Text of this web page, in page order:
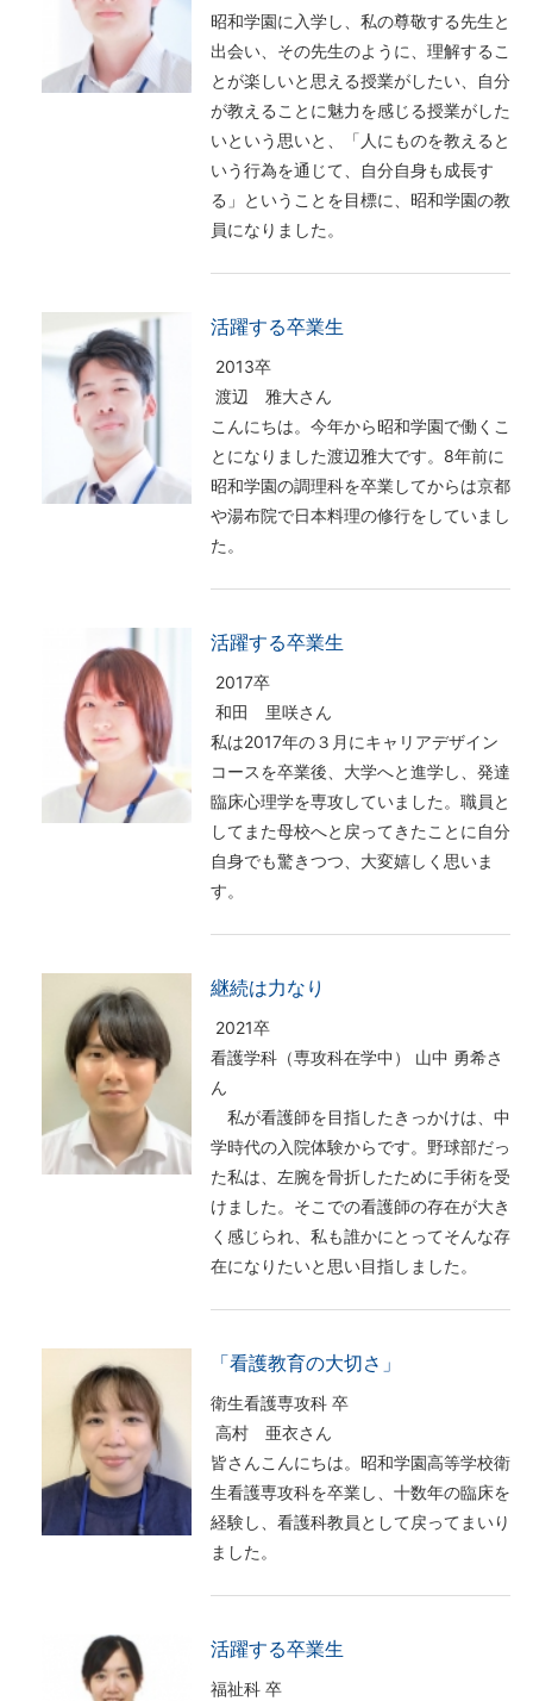
昭和学園に入学し、私の尊敬する先生と
出会い、その先生のように、理解するこ
とが楽しいと思える授業がしたい、自分
が教えることに魅力を感じる授業がした
いという思いと、「人にものを教えると
いう行為を通じて、自分自身も成長す
る」ということを目標に、昭和学園の教
員になりました。
活躍する卒業生
2013卒
渡辺 雅大さん
こんにちは。今年から昭和学園で働くこ
とになりました渡辺雅大です。8年前に
昭和学園の調理科を卒業してからは京都
や湯布院で日本料理の修行をしていまし
た。
活躍する卒業生
2017卒
和田 里咲さん
私は2017年の３月にキャリアデザイン
コースを卒業後、大学へと進学し、発達
臨床心理学を専攻していました。職員と
してまた母校へと戻ってきたことに自分
自身でも驚きつつ、大変嬉しく思いま
す。
継続は力なり
2021卒
看護学科（専攻科在学中） 山中 勇希さ
ん
私が看護師を目指したきっかけは、中
学時代の入院体験からです。野球部だっ
た私は、左腕を骨折したために手術を受
けました。そこでの看護師の存在が大き
く感じられ、私も誰かにとってそんな存
在になりたいと思い目指しました。
「看護教育の大切さ」
衛生看護専攻科 卒
高村 亜衣さん
皆さんこんにちは。昭和学園高等学校衛
生看護専攻科を卒業し、十数年の臨床を
経験し、看護科教員として戻ってまいり
ました。
活躍する卒業生
福祉科 卒